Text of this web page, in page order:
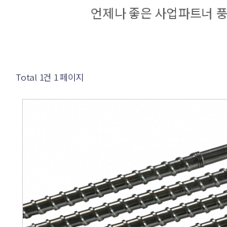
언제나 좋은 사업파트너
Total 1건 1 페이지